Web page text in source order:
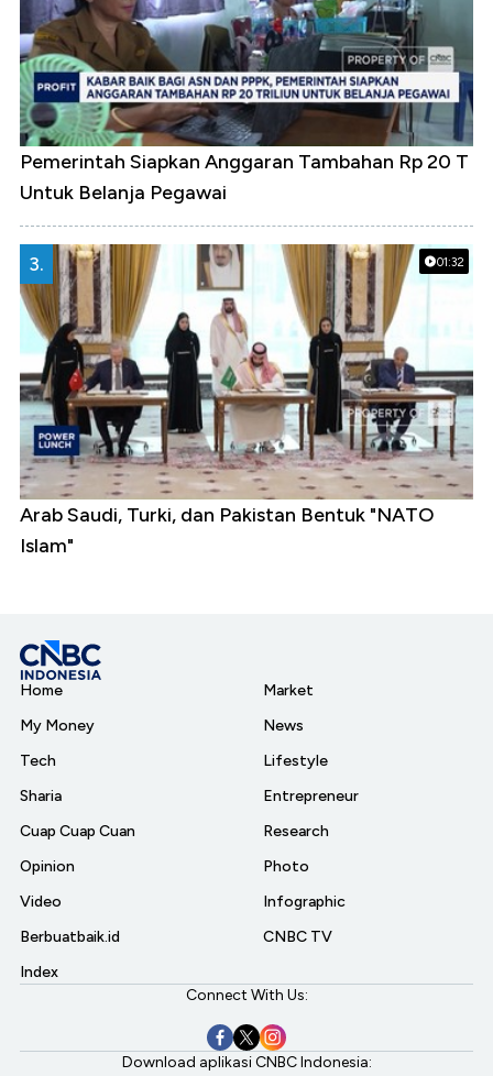
Pemerintah Siapkan Anggaran Tambahan Rp 20 T
Untuk Belanja Pegawai
01:32
3.
Arab Saudi, Turki, dan Pakistan Bentuk "NATO
Islam"
Home
My Money
Tech
Sharia
Cuap Cuap Cuan
Opinion
Video
Berbuatbaik.id
Index
Market
News
Lifestyle
Entrepreneur
Research
Photo
Infographic
CNBC TV
Connect With Us:
Download aplikasi CNBC Indonesia: